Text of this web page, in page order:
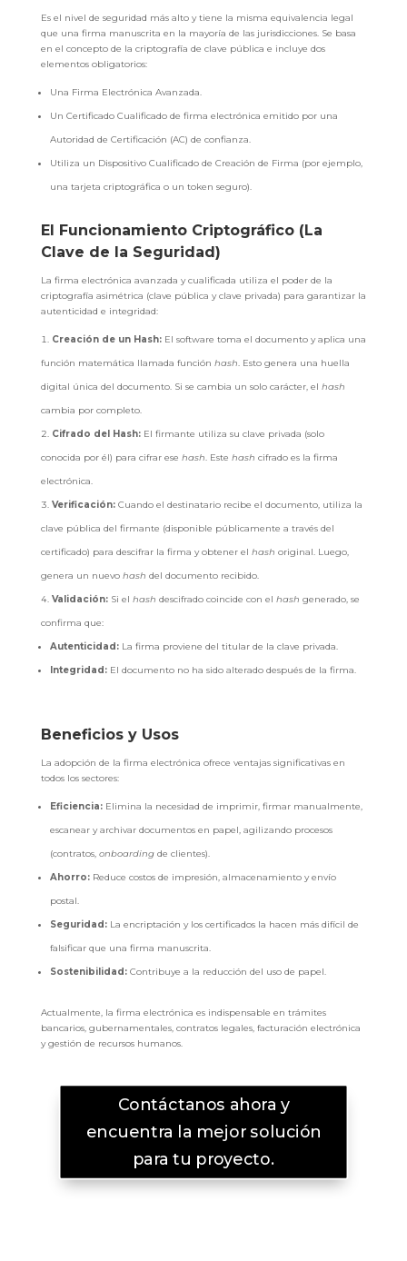
Es el nivel de seguridad más alto y tiene la misma equivalencia legal
que una firma manuscrita en la mayoría de las jurisdicciones. Se basa
en el concepto de la criptografía de clave pública e incluye dos
elementos obligatorios:
Una Firma Electrónica Avanzada.
Un Certificado Cualificado de firma electrónica emitido por una
Autoridad de Certificación (AC) de confianza.
Utiliza un Dispositivo Cualificado de Creación de Firma (por ejemplo,
una tarjeta criptográfica o un token seguro).
El Funcionamiento Criptográfico (La
Clave de la Seguridad)
La firma electrónica avanzada y cualificada utiliza el poder de la
criptografía asimétrica (clave pública y clave privada) para garantizar la
autenticidad e integridad:
Creación de un Hash:El software toma el documento y aplica una
función matemática llamada función hash . Esto genera una huella
digital única del documento. Si se cambia un solo carácter, el hash
cambia por completo.
Cifrado del Hash:El firmante utiliza su clave privada (solo
conocida por él) para cifrar ese hash . Este hash cifrado es la firma
electrónica.
Verificación:Cuando el destinatario recibe el documento, utiliza la
clave pública del firmante (disponible públicamente a través del
certificado) para descifrar la firma y obtener el hash original. Luego,
genera un nuevo hash del documento recibido.
Validación:Si el hash descifrado coincide con el hash generado, se
confirma que:
Autenticidad:La firma proviene del titular de la clave privada.
Integridad:El documento no ha sido alterado después de la firma.
Beneficios y Usos
La adopción de la firma electrónica ofrece ventajas significativas en
todos los sectores:
Eficiencia:Elimina la necesidad de imprimir, firmar manualmente,
escanear y archivar documentos en papel, agilizando procesos
(contratos, onboardingde clientes).
Ahorro:Reduce costos de impresión, almacenamiento y envío
postal.
Seguridad:La encriptación y los certificados la hacen más difícil de
falsificar que una firma manuscrita.
Sostenibilidad:Contribuye a la reducción del uso de papel.
Actualmente, la firma electrónica es indispensable en trámites
bancarios, gubernamentales, contratos legales, facturación electrónica
y gestión de recursos humanos.
Contáctanos ahora y
encuentra la mejor solución
para tu proyecto.